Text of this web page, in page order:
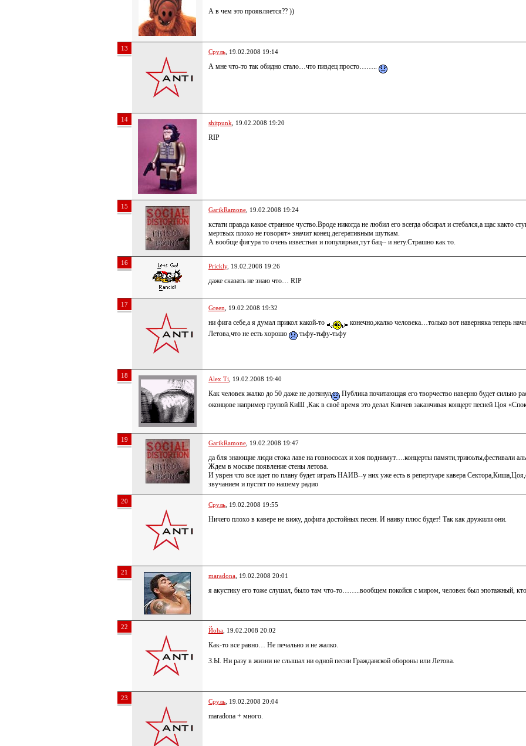
А в чем это проявляется?? ))
13 Сруль , 19.02.2008 19:14
А мне что-то так обидно стало…что пиздец просто……..
14 shitpunk , 19.02.2008 19:20
RIP
15 GarikRamone , 19.02.2008 19:24
кстати правда какое странное чуство.Вроде никогда не любил его всегда обсирал и стебался,а щас
мертвых плохо не говорят» значит конец дегеративным шуткам.
А вообще фигура то очень известная и популярная,тут бац-- и нету.Страшно как то.
16 Prickly, 19.02.2008 19:26
даже сказать не знаю что… RIP
17 Green , 19.02.2008 19:32
ни фига себе,а я думал прикол какой-то
конечно,жалко человека…только вот наверняка теперь
Летова,что не есть хорошо
тьфу-тьфу-тьфу
18 Alex Ti , 19.02.2008 19:40
Как человек жалко до 50 даже не дотянул
Публика почитающая его творчество наверно будет сильно
оконцове например групой КиШ ,Как в своё время это делал Кинчев заканчивая концерт песней Цоя
19 GarikRamone , 19.02.2008 19:47
да бля знающие люди стока лаве на говнососах и хоя поднимут….концерты памяти,триюьты,фестивали
Ждем в москве появление стены летова.
И уврен что все идет по плану будет играть НАИВ--у них уже есть в репертуаре кавера
звучанием и пустят по нашему радио
20 Сруль , 19.02.2008 19:55
Ничего плохо в кавере не вижу, дофига достойных песен. И наиву плюс будет! Так как дружили они.
21 maradona , 19.02.2008 20:01
я акустику его тоже слушал, было там что-то……..вообщем покойся с миром, человек был эпотажный,
22 Йoha , 19.02.2008 20:02
Как-то все равно… Не печально и не жалко.
З.Ы. Ни разу в жизни не слышал ни одной песни Гражданской обороны или Летова.
23 Сруль , 19.02.2008 20:04
maradona + много.